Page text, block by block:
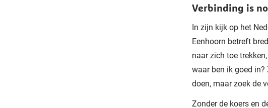
Verbinding is
In zijn kijk op het
Eenhoorn betreft
naar zich toe
waar ben ik goed
doen, maar zoek de
Zonder de koers en